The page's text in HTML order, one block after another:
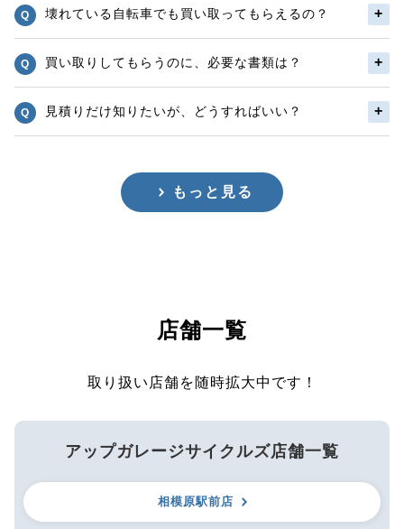
壊れている自転車でも買い取ってもらえるの？
買い取りしてもらうのに、必要な書類は？
見積りだけ知りたいが、どうすればいい？
もっと見る
店舗一覧
取り扱い店舗を随時拡大中です！
アップガレージサイクルズ店舗一覧
相模原駅前店